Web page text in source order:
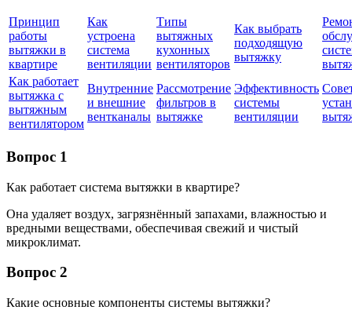
Принцип
работы
вытяжки в
квартире
Как
устроена
система
вентиляции
Типы
вытяжных
кухонных
вентиляторов
Как выбрать
подходящую
вытяжку
Как работает
вытяжка с
вытяжным
вентилятором
Внутренние
и внешние
вентканалы
Рассмотрение
фильтров в
вытяжке
Эффективность
системы
вентиляции
Вопрос 1
Как работает система вытяжки в квартире?
Она удаляет воздух, загрязнённый запахами, влажностью и
вредными веществами, обеспечивая свежий и чистый
микроклимат.
Вопрос 2
Какие основные компоненты системы вытяжки?